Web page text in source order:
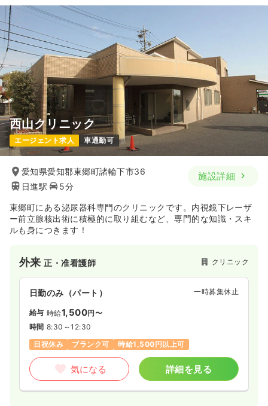
西山クリニック
エージェント求人 車通勤可
愛知県愛知郡東郷町諸輪下市36
日進駅
5分
施設詳細
東郷町にある泌尿器科専門のクリニックです。内視鏡下レーザ
ー前立腺核出術に積極的に取り組むなど、専門的な知識・スキ
ルも身につきます！
外来正・准看護師 クリニック
日勤のみ（パート） 一時募集休止
給与 時給1,500円〜
時間 8:30～12:30
日祝休み
ブランク可 時給1,500円以上可
気になる 詳細を見る